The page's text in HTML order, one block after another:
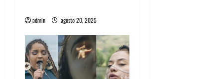
admin agosto 20, 2025